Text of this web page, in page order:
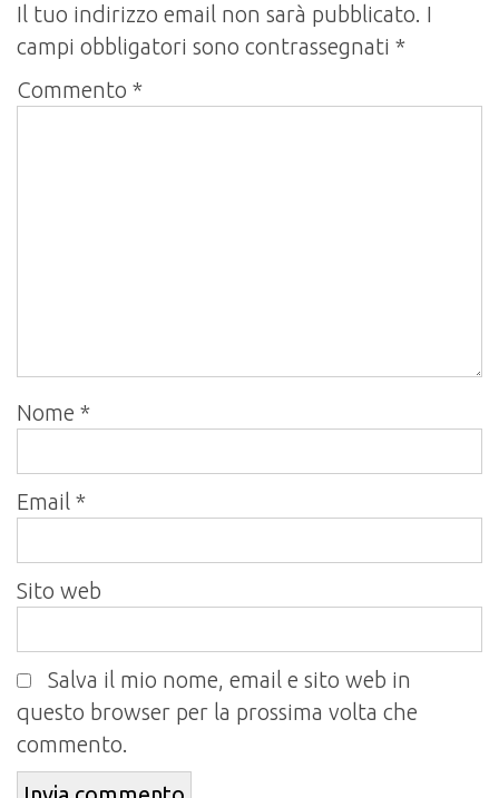
Il tuo indirizzo email non sarà pubblicato. I
campi obbligatori sono contrassegnati *
Commento *
Nome *
Email *
Sito web
Salva il mio nome, email e sito web in
questo browser per la prossima volta che
commento.